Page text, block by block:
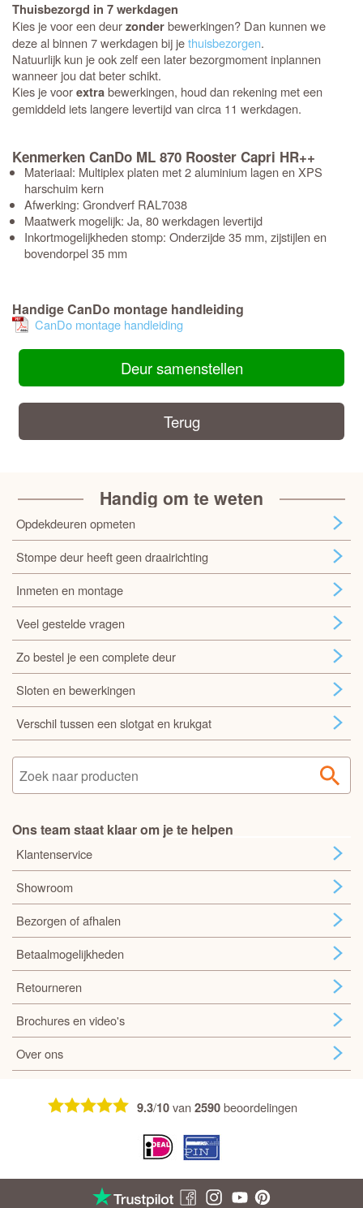
Thuisbezorgd in 7 werkdagen
Kies je voor een deurzonderbewerkingen? Dan kunnen we
deze al binnen 7 werkdagen bij jethuisbezorgen.
Natuurlijk kun je ook zelf een later bezorgmoment inplannen
wanneer jou dat beter schikt.
Kies je voorextrabewerkingen, houd dan rekening met een
gemiddeld iets langere levertijd van circa 11 werkdagen.
Kenmerken CanDo ML 870 Rooster Capri HR++
Materiaal: Multiplex platen met 2 aluminium lagen en XPS
harschuim kern
Afwerking: Grondverf RAL7038
Maatwerk mogelijk: Ja, 80 werkdagen levertijd
Inkortmogelijkheden stomp: Onderzijde 35 mm, zijstijlen en
bovendorpel 35 mm
Handige CanDo montage handleiding
CanDo montage handleiding
Deur samenstellen
Terug
Handig om te weten
Opdekdeuren opmeten
Stompe deur heeft geen draairichting
Inmeten en montage
Veel gestelde vragen
Zo bestel je een complete deur
Sloten en bewerkingen
Verschil tussen een slotgat en krukgat
Ons team staat klaar om je te helpen
Klantenservice
Showroom
Bezorgen of afhalen
Betaalmogelijkheden
Retourneren
Brochures en video's
Over ons
9.3/10van2590beoordelingen